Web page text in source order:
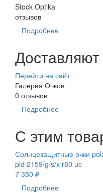
Stock Optika
отзывов
Подробнее
Доставляют
Перейти на сайт
Галерея Очков
0 отзывов
Подробнее
С этим
Солнцезащитные очки
pld 2159/g/s/x r80 uc
7 350 ₽
Подробнее